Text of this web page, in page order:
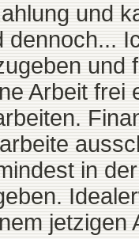
und
dennoch...
und
Arbeit frei
in
jetzigen